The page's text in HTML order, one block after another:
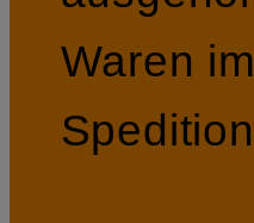
Waren im